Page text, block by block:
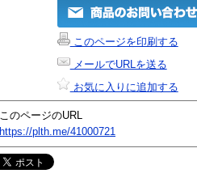
このページを印刷する
メールでURLを送る
お気に入りに追加する
このページのURL
https://plth.me/41000721